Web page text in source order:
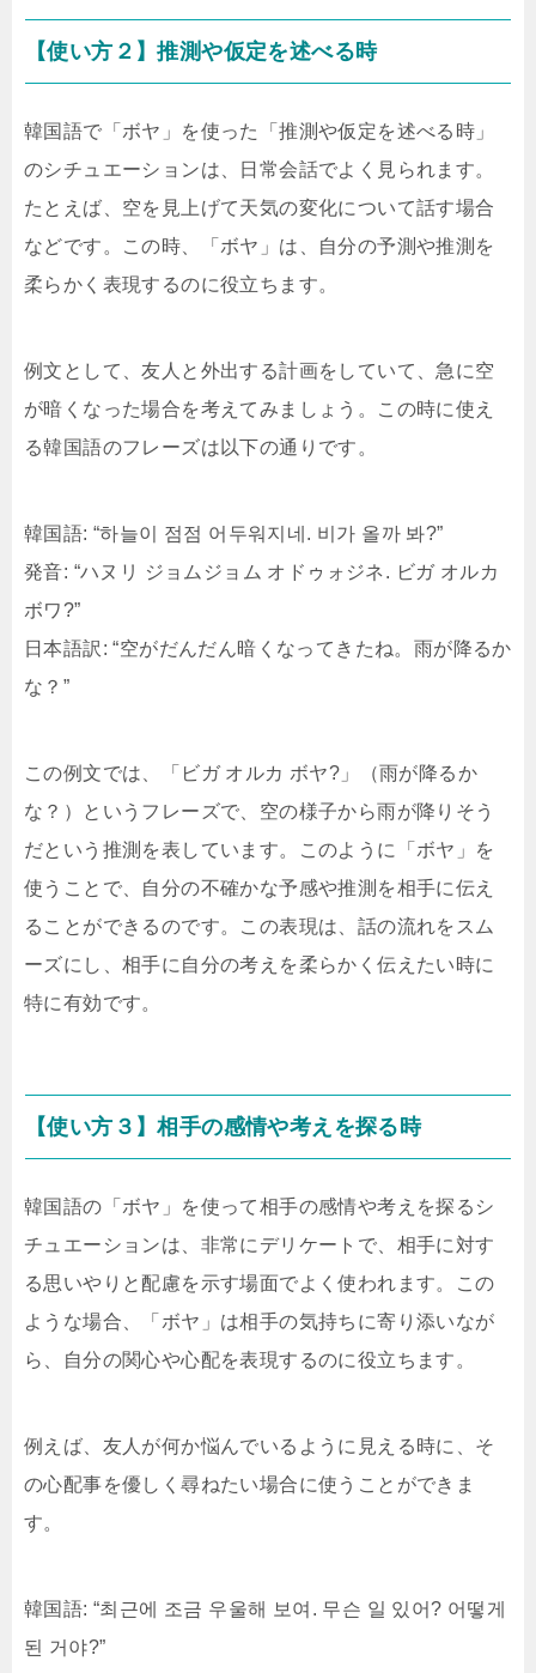
【使い方２】推測や仮定を述べる時
韓国語で「ボヤ」を使った「推測や仮定を述べる時」
のシチュエーションは、日常会話でよく見られます。
たとえば、空を見上げて天気の変化について話す場合
などです。この時、「ボヤ」は、自分の予測や推測を
柔らかく表現するのに役立ちます。
例文として、友人と外出する計画をしていて、急に空
が暗くなった場合を考えてみましょう。この時に使え
る韓国語のフレーズは以下の通りです。
韓国語: “하늘이 점점 어두워지네. 비가 올까 봐?”
発音: “ハヌリ ジョムジョム オドゥォジネ. ビガ オルカ
ボワ?”
日本語訳: “空がだんだん暗くなってきたね。雨が降るか
な？”
この例文では、「ビガ オルカ ボヤ?」（雨が降るか
な？）というフレーズで、空の様子から雨が降りそう
だという推測を表しています。このように「ボヤ」を
使うことで、自分の不確かな予感や推測を相手に伝え
ることができるのです。この表現は、話の流れをスム
ーズにし、相手に自分の考えを柔らかく伝えたい時に
特に有効です。
【使い方３】相手の感情や考えを探る時
韓国語の「ボヤ」を使って相手の感情や考えを探るシ
チュエーションは、非常にデリケートで、相手に対す
る思いやりと配慮を示す場面でよく使われます。この
ような場合、「ボヤ」は相手の気持ちに寄り添いなが
ら、自分の関心や心配を表現するのに役立ちます。
例えば、友人が何か悩んでいるように見える時に、そ
の心配事を優しく尋ねたい場合に使うことができま
す。
韓国語: “최근에 조금 우울해 보여. 무슨 일 있어? 어떻게
된 거야?”